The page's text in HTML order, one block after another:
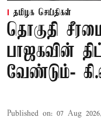
தமிழக செய்திகள்
தொகுதி
பாஜகவின்
வேண்டும்-
Published on: 07 Aug